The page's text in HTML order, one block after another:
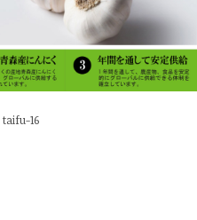
taifu-16